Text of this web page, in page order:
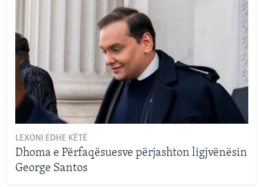
LEXONI EDHE KËTË
Dhoma e Përfaqësuesve përjashton ligjvënësin
George Santos